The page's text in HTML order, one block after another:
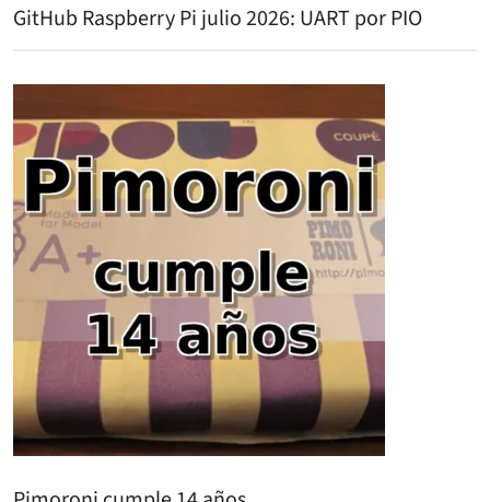
GitHub Raspberry Pi julio 2026: UART por PIO